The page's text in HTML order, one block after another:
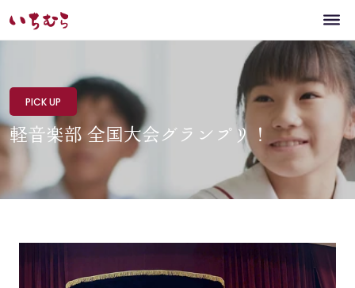
PICK UP
軽音楽部 全国大会グランプリ！